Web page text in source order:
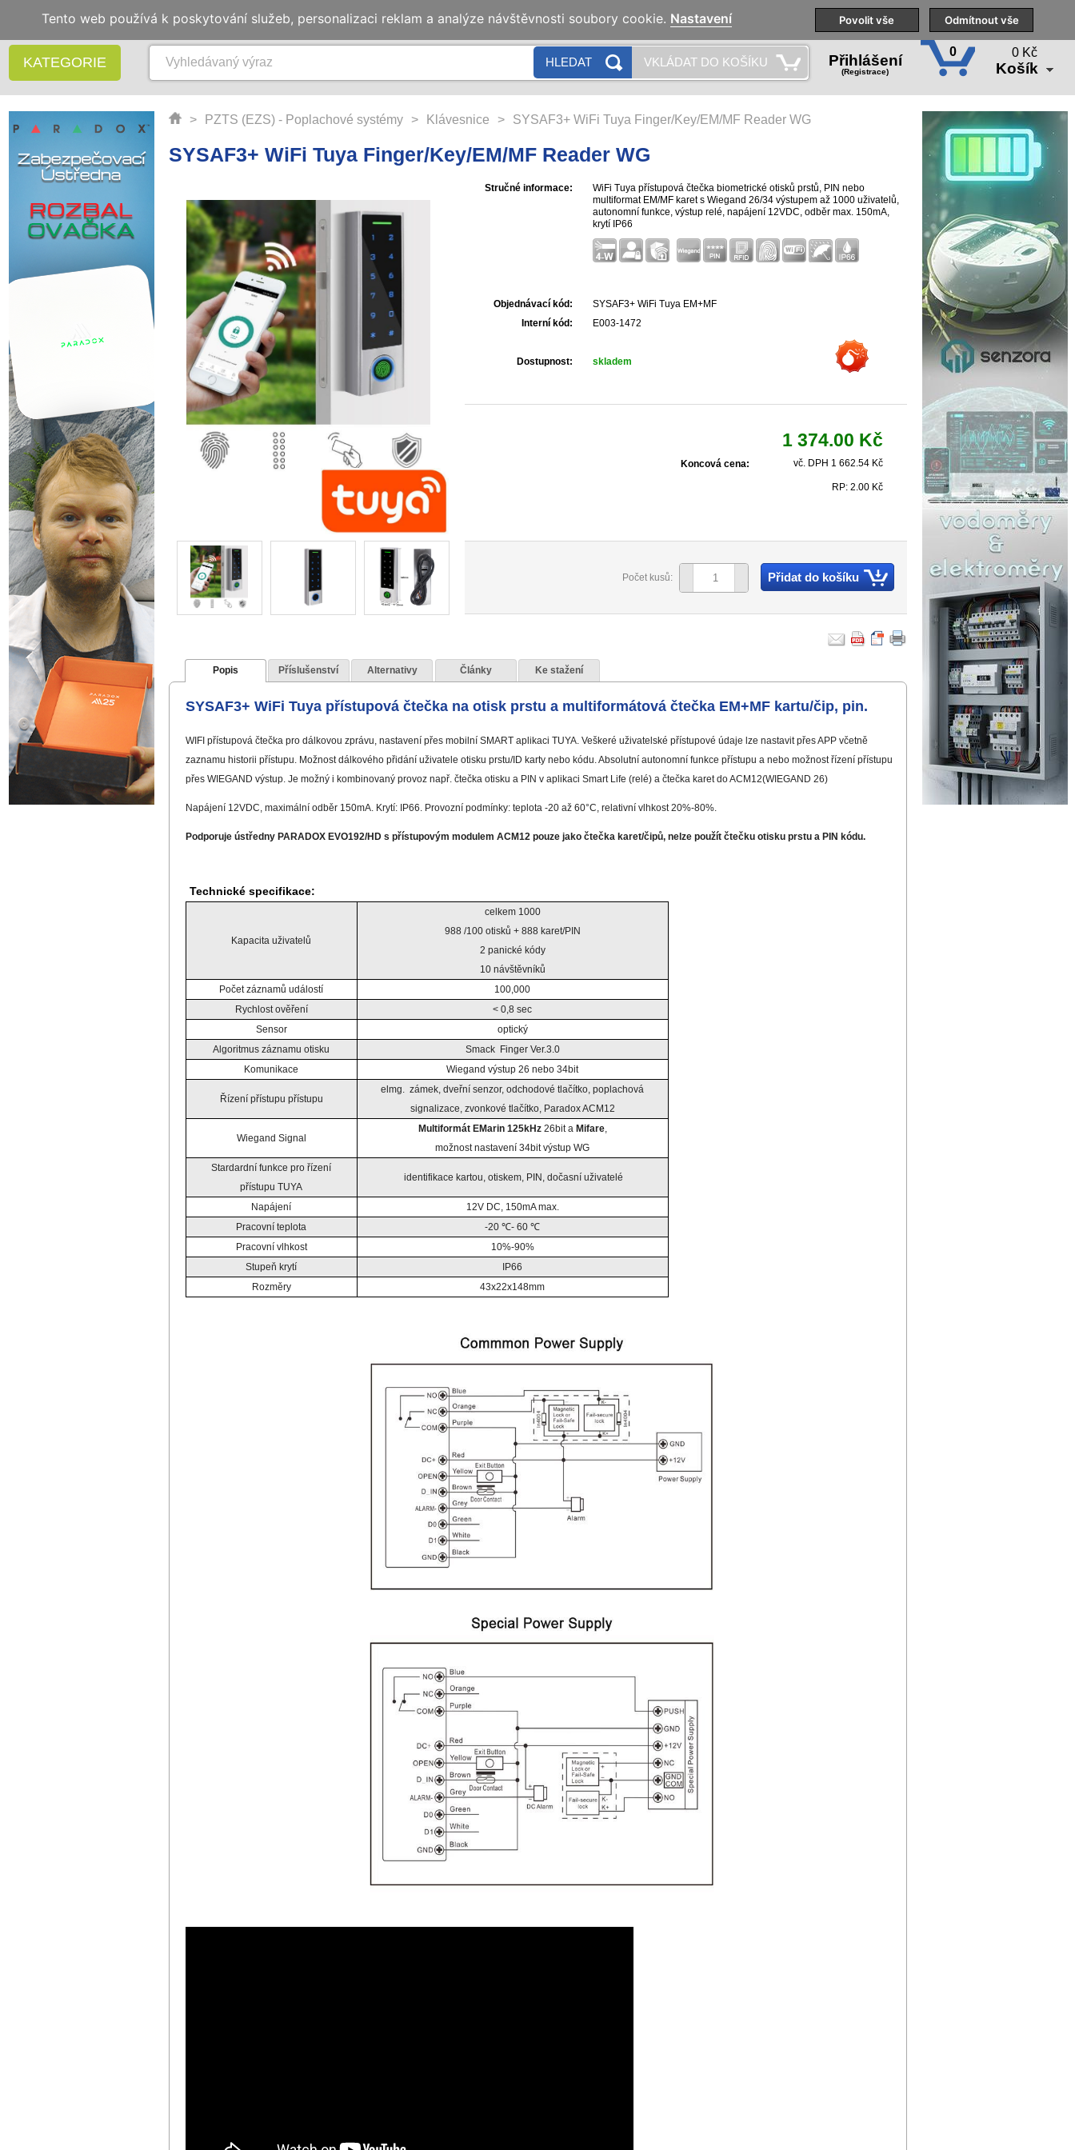
Naše pobočky Technická podpora Školení
KATEGORIE HLEDAT VKLÁDAT DO KOŠÍKU Přihlášení
(Registrace)
0 0 Kč
Košík
> PZTS (EZS) - Poplachové systémy > Klávesnice > SYSAF3+ WiFi Tuya Finger/Key/EM/MF Reader WG
SYSAF3+ WiFi Tuya Finger/Key/EM/MF Reader WG
Stručné informace:
WiFi Tuya přístupová čtečka biometrické otisků prstů, PIN nebo
multiformat EM/MF karet s Wiegand 26/34 výstupem až 1000 uživatelů,
autonomní funkce, výstup relé, napájení 12VDC, odběr max. 150mA,
krytí IP66
Objednávací kód:
SYSAF3+ WiFi Tuya EM+MF
Interní kód:
E003-1472
Dostupnost: skladem
Koncová cena:
1 374.00 Kč
vč. DPH 1 662.54 Kč
RP: 2.00 Kč
Počet kusů: Přidat do košíku
Popis Příslušenství Alternativy Články Ke stažení
SYSAF3+ WiFi Tuya přístupová čtečka na otisk prstu a multiformátová čtečka EM+MF kartu/čip, pin.
WIFI přístupová čtečka pro dálkovou zprávu, nastavení přes mobilní SMART aplikaci TUYA. Veškeré uživatelské přístupové údaje lze nastavit přes APP včetně
zaznamu historii přístupu. Možnost dálkového přidání uživatele otisku prstu/ID karty nebo kódu. Absolutní autonomní funkce přístupu a nebo možnost řízení přístupu
přes WIEGAND výstup. Je možný i kombinovaný provoz např. čtečka otisku a PIN v aplikaci Smart Life (relé) a čtečka karet do ACM12(WIEGAND 26)
Napájení 12VDC, maximální odběr 150mA. Krytí: IP66. Provozní podmínky: teplota -20 až 60°C, relativní vlhkost 20%-80%.
Podporuje ústředny PARADOX EVO192/HD s přístupovým modulem ACM12 pouze jako čtečka karet/čipů, nelze použít čtečku otisku prstu a PIN kódu.
Technické specifikace:
Kapacita uživatelů
celkem 1000
988 /100 otisků + 888 karet/PIN
2 panické kódy
10 návštěvníků
Počet záznamů událostí
100,000
Rychlost ověření
< 0,8 sec
Sensor
optický
Algoritmus záznamu otisku
Smack Finger Ver.3.0
Komunikace
Wiegand výstup 26 nebo 34bit
Řízení přístupu přístupu
elmg. zámek, dveřní senzor, odchodové tlačítko, poplachová
signalizace, zvonkové tlačítko, Paradox ACM12
Wiegand Signal
Multiformát EMarin 125kHz26bit a Mifare,
možnost nastavení 34bit výstup WG
Stardardní funkce pro řízení
přístupu TUYA
identifikace kartou, otiskem, PIN, dočasní uživatelé
Napájení
12V DC, 150mA max.
Pracovní teplota
-20 ℃- 60 ℃
Pracovní vlhkost
10%-90%
Stupeň krytí
IP66
Rozměry
43x22x148mm
Tento web používá k poskytování služeb, personalizaci reklam a analýze návštěvnosti soubory cookie. Nastavení Povolit vše Odmítnout vše